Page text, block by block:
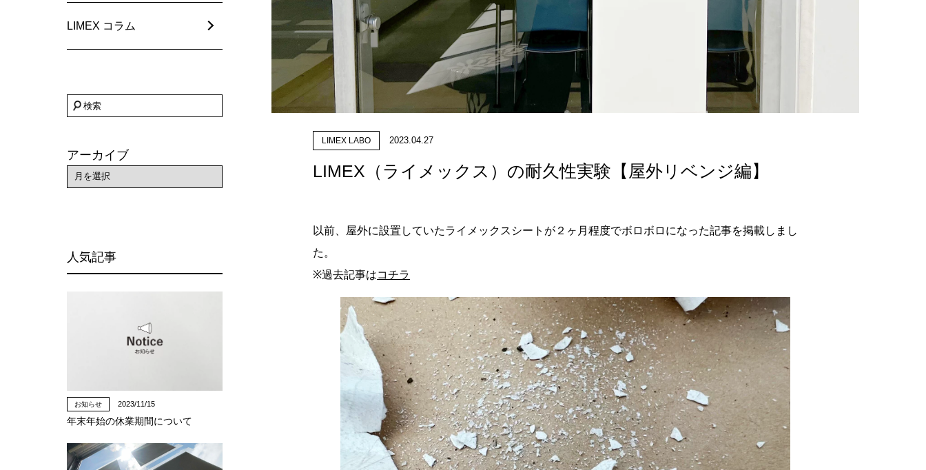
LIMEX コラム
アーカイブ
人気記事
お知らせ 2023/11/15
年末年始の休業期間について
LIMEX LABO 2023.04.27
LIMEX（ライメックス）の耐久性実験【屋外リベンジ編】
以前、屋外に設置していたライメックスシートが２ヶ月程度でボロボロになった記事を掲載しまし
た。
※過去記事はコチラ